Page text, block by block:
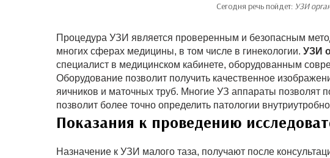
Сегодня речь пойдет: УЗИ
Процедура УЗИ является проверенным и безопасным
многих сферах медицины, в том числе в гинекологии. УЗИ
специалист в медицинском кабинете, оборудованным
Оборудование позволит получить качественное
яичников и маточных труб. Многие УЗ аппараты позволят
позволит более точно определить патологии
Показания к проведению
Назначение к УЗИ малого таза, получают после